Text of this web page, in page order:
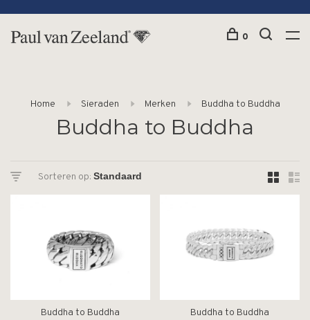
0
Home Sieraden Merken Buddha to Buddha
Buddha to Buddha
Sorteren op:
Buddha to Buddha Buddha to Buddha